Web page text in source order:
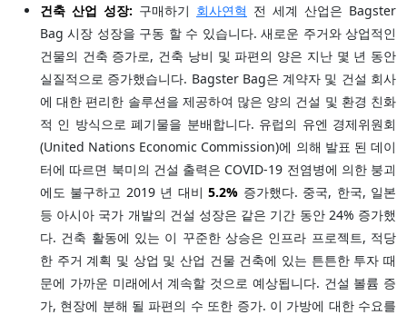
건축 산업 성장: 구매하기 회사연혁 전 세계 산업은 Bagster
Bag 시장 성장을 구동 할 수 있습니다. 새로운 주거와 상업적인
건물의 건축 증가로, 건축 낭비 및 파편의 양은 지난 몇 년 동안
실질적으로 증가했습니다. Bagster Bag은 계약자 및 건설 회사
에 대한 편리한 솔루션을 제공하여 많은 양의 건설 및 환경 친화
적 인 방식으로 폐기물을 분배합니다. 유럽의 유엔 경제위원회
(United Nations Economic Commission)에 의해 발표 된 데이
터에 따르면 북미의 건설 출력은 COVID-19 전염병에 의한 붕괴
에도 불구하고 2019 년 대비5.2% 증가했다. 중국, 한국, 일본
등 아시아 국가 개발의 건설 성장은 같은 기간 동안 24% 증가했
다. 건축 활동에 있는 이 꾸준한 상승은 인프라 프로젝트, 적당
한 주거 계획 및 상업 및 산업 건물 건축에 있는 튼튼한 투자 때
문에 가까운 미래에서 계속할 것으로 예상됩니다. 건설 볼륨 증
가, 현장에 분해 될 파편의 수 또한 증가. 이 가방에 대한 수요를